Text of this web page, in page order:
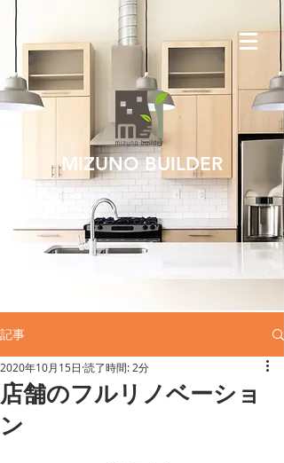
記事
店舗のフルリノベーショ
ン
2020年10月15日 読了時間: 2分
MIZUNO BUILDER